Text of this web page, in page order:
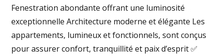
Fenestration abondante offrant une luminosité
exceptionnelle Architecture moderne et élégante Les
appartements, lumineux et fonctionnels, sont conçus
pour assurer confort, tranquillité et paix d’esprit ✅